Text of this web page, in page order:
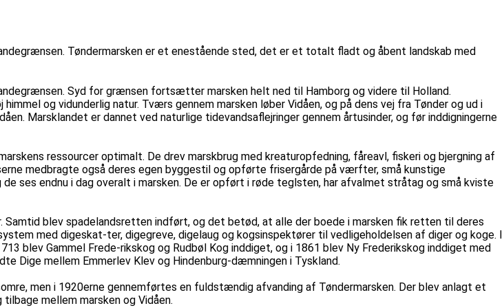
Tøndermarsken er et enestående sted, det er et totalt fladt og åbent landskab med
Syd for grænsen fortsætter marsken helt ned til Hamborg og videre til Holland.
og vidunderlig natur. Tværs gennem marsken løber Vidåen, og på dens vej fra Tønder og ud i
Marsklandet er dannet ved naturlige tidevandsaflejringer gennem årtusinder, og før inddigningerne
ressourcer optimalt. De drev marskbrug med kreaturopfedning, fåreavl, fiskeri og bjergning af
medbragte også deres egen byggestil og opførte frisergårde på værfter, små kunstige
ses endnu i dag overalt i marsken. De er opført i røde teglsten, har afvalmet stråtag og små kviste
blev spadelandsretten indført, og det betød, at alle der boede i marsken fik retten til deres
med digeskat-ter, digegreve, digelaug og kogsinspektører til vedligeholdelsen af diger og koge. I
blev Gammel Frede-rikskog og Rudbøl Kog inddiget, og i 1861 blev Ny Frederikskog inddiget med
Dige mellem Emmerlev Klev og Hindenburg-dæmningen i Tyskland.
men i 1920erne gennemførtes en fuldstændig afvanding af Tøndermarsken. Der blev anlagt et
mellem marsken og Vidåen.